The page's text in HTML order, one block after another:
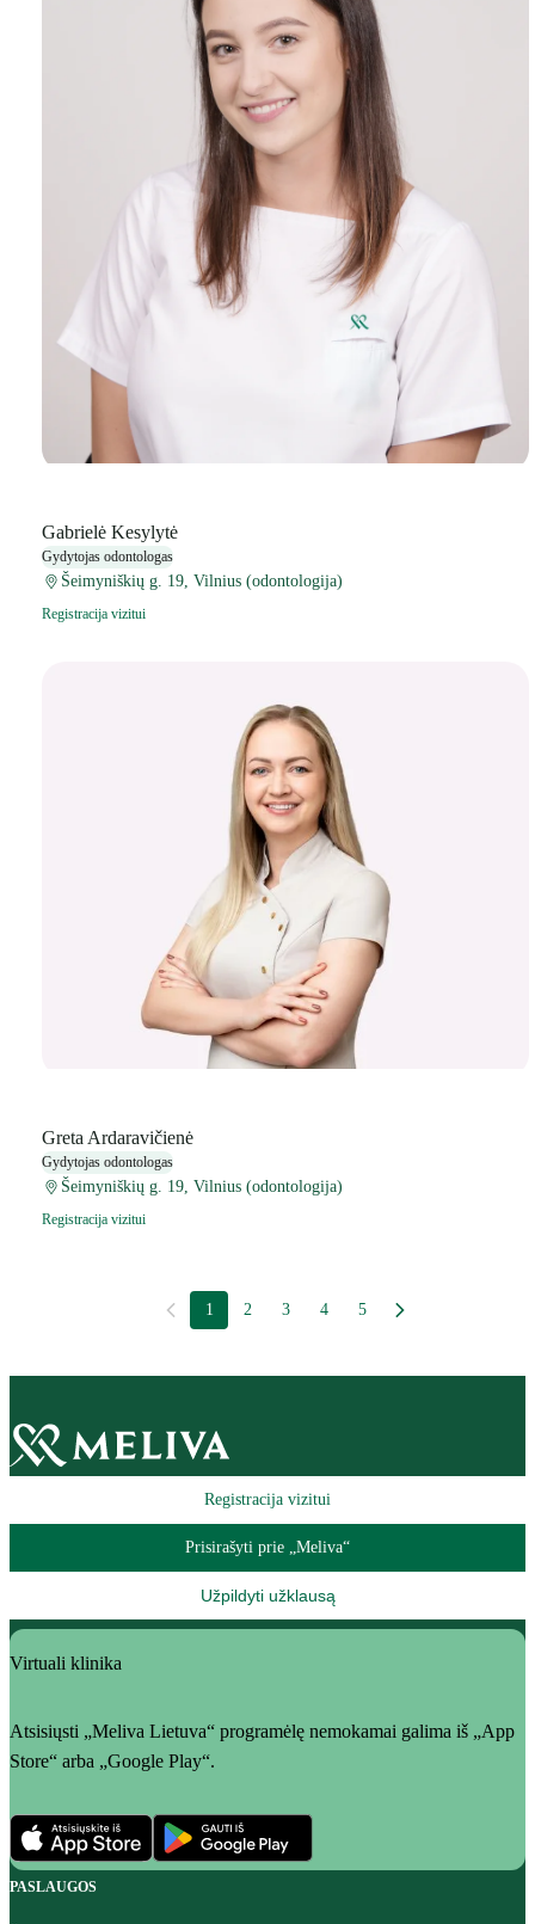
Gabrielė Kesylytė
Gydytojas odontologas
Šeimyniškių g. 19, Vilnius (odontologija)
Registracija vizitui
Greta Ardaravičienė
Gydytojas odontologas
Šeimyniškių g. 19, Vilnius (odontologija)
Registracija vizitui
1 2 3 4 5
Registracija vizitui
Prisirašyti prie „Meliva“
Užpildyti užklausą
Virtuali klinika
Atsisiųsti „Meliva Lietuva“ programėlę nemokamai galima iš „App
Store“ arba „Google Play“.
PASLAUGOS